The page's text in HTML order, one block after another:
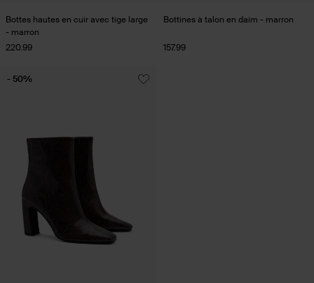
Bottes hautes en cuir avec tige large
- marron
220.99
Bottines à talon en daim - marron
157.99
- 50%